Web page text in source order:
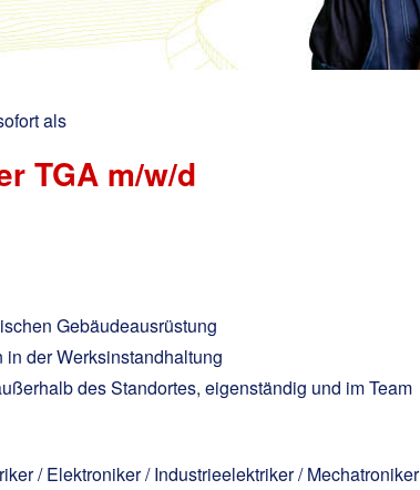
als
TGA m/w/d
Gebäudeausrüstung
der Werksinstandhaltung
des Standortes, eigenständig und im Team
/ Elektroniker / Industrieelektriker / Mechatroniker